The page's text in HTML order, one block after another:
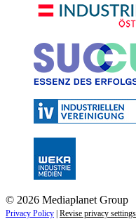
© 2026 Mediaplanet Group
Privacy Policy | Revise privacy settings